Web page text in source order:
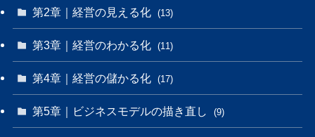
第2章｜経営の見える化 (13)
第3章｜経営のわかる化 (11)
第4章｜経営の儲かる化 (17)
第5章｜ビジネスモデルの描き直し (9)